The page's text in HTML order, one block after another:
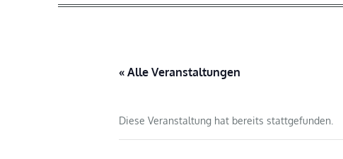
« Alle Veranstaltungen
Diese Veranstaltung hat bereits stattgefunden.